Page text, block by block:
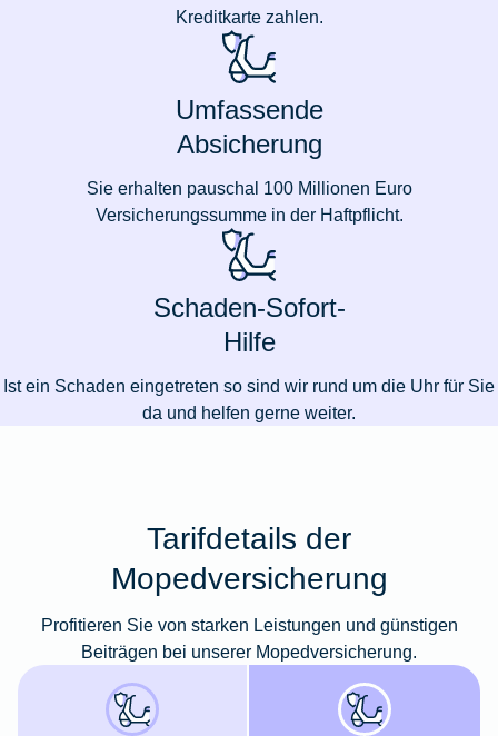
Kreditkarte zahlen.
Umfassende
Absicherung
Sie erhalten pauschal 100 Millionen Euro
Versicherungssumme in der Haftpflicht.
Schaden-Sofort-
Hilfe
Ist ein Schaden eingetreten so sind wir rund um die Uhr für Sie
da und helfen gerne weiter.
Tarifdetails der
Mopedversicherung
Profitieren Sie von starken Leistungen und günstigen
Beiträgen bei unserer Mopedversicherung.